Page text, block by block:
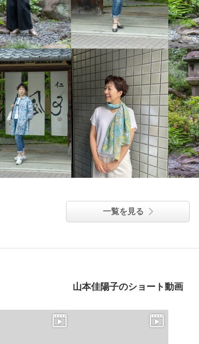
一覧を見る
山本佳陽子のショート動画